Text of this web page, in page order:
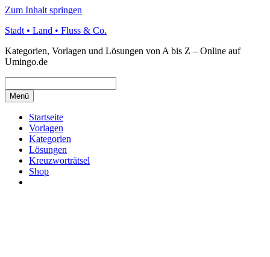
Zum Inhalt springen
Stadt • Land • Fluss & Co.
Kategorien, Vorlagen und Lösungen von A bis Z – Online auf
Umingo.de
Menü
Startseite
Vorlagen
Kategorien
Lösungen
Kreuzworträtsel
Shop